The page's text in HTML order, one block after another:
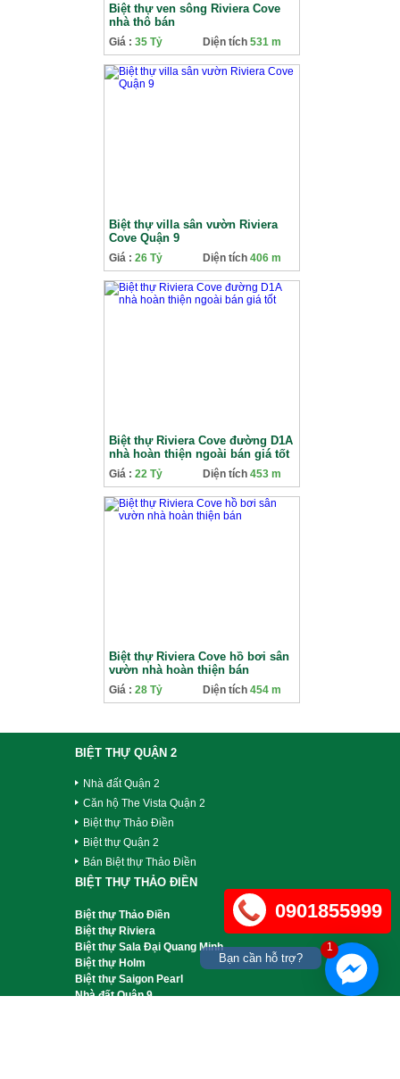
Biệt thự ven sông Riviera Cove
nhà thô bán
Giá : 35 Tỷ Diện tích 531 m
Biệt thự villa sân vườn Riviera
Cove Quận 9
Giá : 26 Tỷ Diện tích 406 m
Biệt thự Riviera Cove đường D1A
nhà hoàn thiện ngoài bán giá tốt
Giá : 22 Tỷ Diện tích 453 m
Biệt thự Riviera Cove hồ bơi sân
vườn nhà hoàn thiện bán
Giá : 28 Tỷ Diện tích 454 m
BIỆT THỰ QUẬN 2
Nhà đất Quận 2
Căn hộ The Vista Quận 2
Biệt thự Thảo Điền
Biệt thự Quận 2
Bán Biệt thự Thảo Điền
BIỆT THỰ THẢO ĐIỀN
Biệt thự Thảo Điền
Biệt thự Riviera
Biệt thự Sala Đại Quang Minh
Biệt thự Holm
Biệt thự Saigon Pearl
Nhà đất Quận 9
0901855999
1
Bạn cần hỗ trợ?